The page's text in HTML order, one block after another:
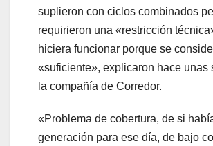
suplieron con ciclos combinados
requirieron una «restricción
hiciera funcionar porque se
«suficiente», explicaron hace unas
la compañía de Corredor.
«Problema de cobertura, de si
generación para ese día, de bajo